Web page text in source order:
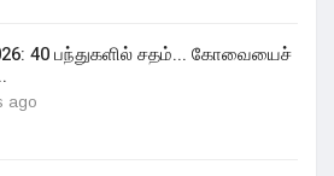
40 பந்துகளில் சதம்... கோவையைச்
ago